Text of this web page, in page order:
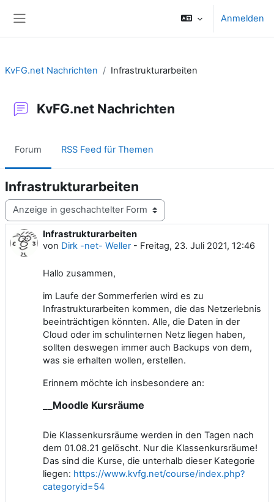
Anmelden
KvFG.net Nachrichten Infrastrukturarbeiten
KvFG.net Nachrichten
Forum RSS Feed für Themen
Infrastrukturarbeiten
Anzeigemodus
Infrastrukturarbeiten
von Dirk -net- Weller- Freitag, 23. Juli 2021, 12:46
Anzahl Antworten: 0
Hallo zusammen,
im Laufe der Sommerferien wird es zu
Infrastrukturarbeiten kommen, die das Netzerlebnis
beeinträchtigen könnten. Alle, die Daten in der
Cloud oder im schulinternen Netz liegen haben,
sollten deswegen immer auch Backups von dem,
was sie erhalten wollen, erstellen.
Erinnern möchte ich insbesondere an:
__Moodle Kursräume
Die Klassenkursräume werden in den Tagen nach
dem 01.08.21 gelöscht. Nur die Klassenkursräume!
Das sind die Kurse, die unterhalb dieser Kategorie
liegen: https://www.kvfg.net/course/index.php?
categoryid=54